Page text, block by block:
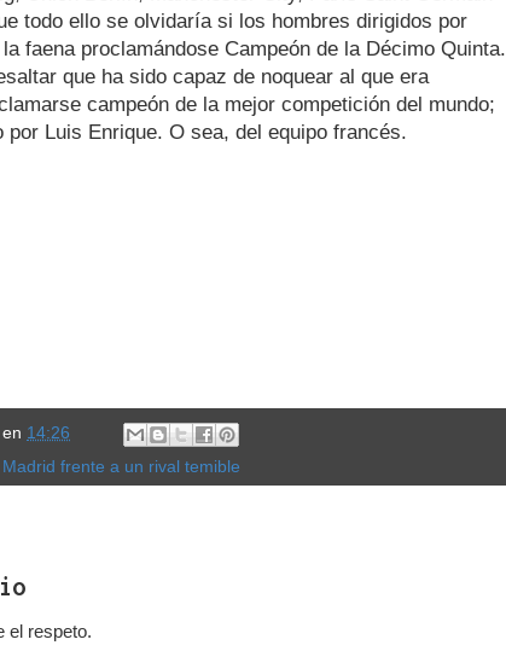
todo ello se olvidaría si los hombres dirigidos por
faena proclamándose Campeón de la Décimo Quinta.
que ha sido capaz de noquear al que era
campeón de la mejor competición del mundo;
por Luis Enrique. O sea, del equipo francés.
en 14:26
frente a un rival temible
el respeto.